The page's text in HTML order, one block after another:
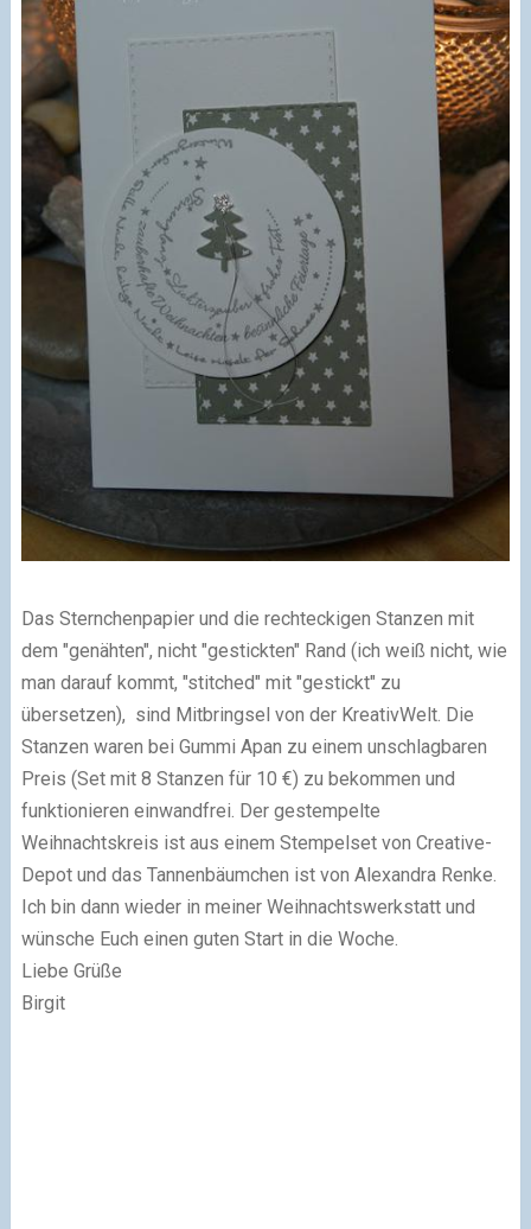
Das Sternchenpapier und die rechteckigen Stanzen mit
dem "genähten", nicht "gestickten" Rand (ich weiß nicht, wie
man darauf kommt, "stitched" mit "gestickt" zu
übersetzen), sind Mitbringsel von der KreativWelt. Die
Stanzen waren bei Gummi Apan zu einem unschlagbaren
Preis (Set mit 8 Stanzen für 10 €) zu bekommen und
funktionieren einwandfrei. Der gestempelte
Weihnachtskreis ist aus einem Stempelset von Creative-
Depotund das Tannenbäumchen ist von Alexandra Renke
Ich bin dann wieder in meiner Weihnachtswerkstatt und
wünsche Euch einen guten Start in die Woche.
Liebe Grüße
Birgit